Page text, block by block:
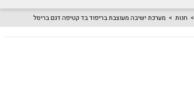
> חנות > מערכת ישיבה מעוצבת בריפוד בד קטיפה דגם בריסל